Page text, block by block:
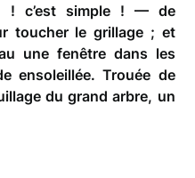
! c’est simple ! — de
toucher le grillage ; et
une fenêtre dans les
ensoleillée. Trouée de
du grand arbre, un